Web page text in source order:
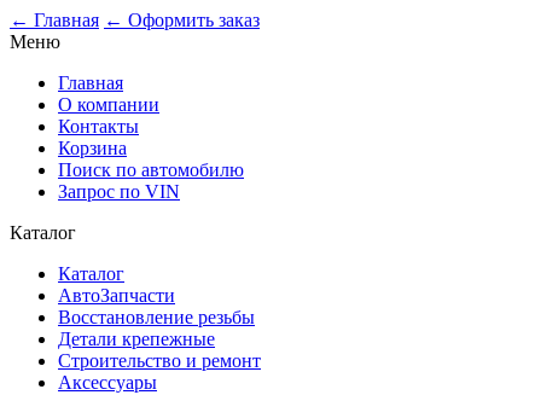
← Главная ← Оформить заказ
Меню
Главная
О компании
Контакты
Корзина
Поиск по автомобилю
Запрос по VIN
Каталог
Каталог
АвтоЗапчасти
Восстановление резьбы
Детали крепежные
Строительство и ремонт
Аксессуары